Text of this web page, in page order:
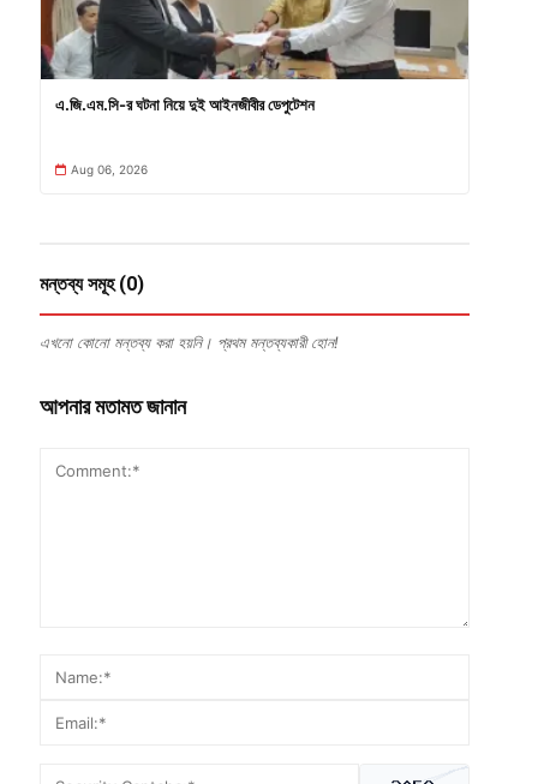
এ.জি.এম.সি-র ঘটনা নিয়ে দুই আইনজীবীর ডেপুটেশন
Aug 06, 2026
মন্তব্য সমূহ (0)
এখনো কোনো মন্তব্য করা হয়নি। প্রথম মন্তব্যকারী হোন!
আপনার মতামত জানান